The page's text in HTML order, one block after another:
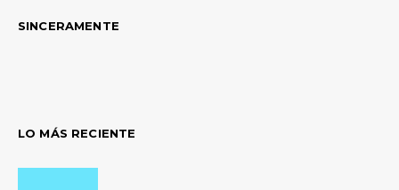
SINCERAMENTE
LO MÁS RECIENTE